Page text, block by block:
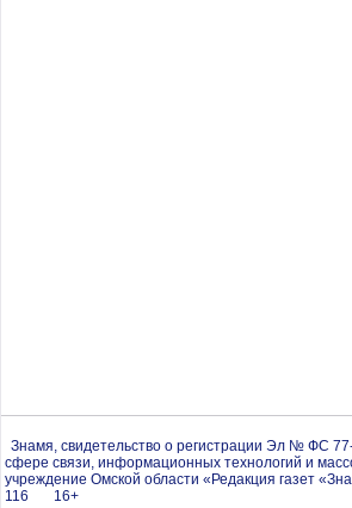
Знамя, свидетельство о регистрации Эл № ФС
сфере связи, информационных технологий и
учреждение Омской области «Редакция газет
116 16+